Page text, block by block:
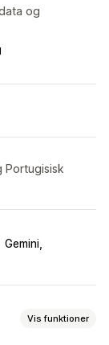
og
Portugisisk
Gemini
Vis funktioner